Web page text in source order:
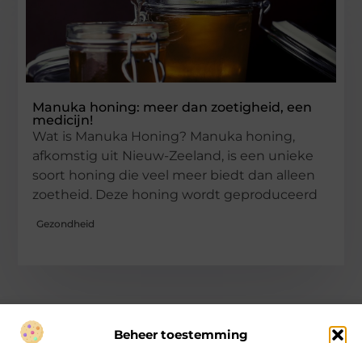
Beheer toestemming
Manuka honing: meer dan zoetigheid, een
medicijn!
Wat is Manuka Honing? Manuka honing,
afkomstig uit Nieuw-Zeeland, is een unieke
soort honing die veel meer biedt dan alleen
zoetheid. Deze honing wordt geproduceerd
Gezondheid